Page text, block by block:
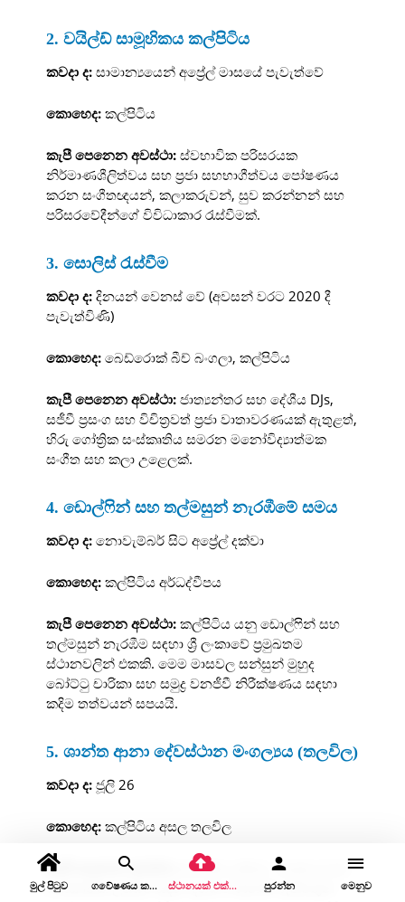
2. වයිල්ඩ් සාමූහිකය කල්පිටිය
කවදා ද: සාමාන්‍යයෙන් අප්‍රේල් මාසයේ පැවැත්වේ
කොහෙද: කල්පිටිය
කැපී පෙනෙන අවස්ථා: ස්වභාවික පරිසරයක
නිර්මාණශීලිත්වය සහ ප්‍රජා සහභාගීත්වය පෝෂණය
කරන සංගීතඥයන්, කලාකරුවන්, සුව කරන්නන් සහ
පරිසරවේදීන්ගේ විවිධාකාර රැස්වීමක්.
3. සොලිස් රැස්වීම
කවදා ද: දිනයන් වෙනස් වේ (අවසන් වරට 2020 දී
පැවැත්විණි)
කොහෙද: බෙඩ්රොක් බීච් බංගලා, කල්පිටිය
කැපී පෙනෙන අවස්ථා: ජාත්‍යන්තර සහ දේශීය DJs,
සජීවී ප්‍රසංග සහ විචිත්‍රවත් ප්‍රජා වාතාවරණයක් ඇතුළත්,
හිරු ගෝත්‍රික සංස්කෘතිය සමරන මනෝවිද්‍යාත්මක
සංගීත සහ කලා උළෙලක්.
4. ඩොල්ෆින් සහ තල්මසුන් නැරඹීමේ සමය
කවදා ද: නොවැම්බර් සිට අප්‍රේල් දක්වා
කොහෙද: කල්පිටිය අර්ධද්වීපය
කැපී පෙනෙන අවස්ථා: කල්පිටිය යනු ඩොල්ෆින් සහ
තල්මසුන් නැරඹීම සඳහා ශ්‍රී ලංකාවේ ප්‍රමුඛතම
ස්ථානවලින් එකකි. මෙම මාසවල සන්සුන් මුහුද
බෝට්ටු චාරිකා සහ සමුද්‍ර වනජීවී නිරීක්ෂණය සඳහා
කදිම තත්වයන් සපයයි.
5. ශාන්ත ආනා දේවස්ථාන මංගල්‍යය (තලවිල)
කවදා ද: ජූලි 26
කොහෙද: කල්පිටිය අසල තලවිල
කැපී පෙනෙන අවස්ථා:
ආගමික උත්සව, පෙරහැර සහ
සංස්කෘතික උත්සව සඳහා දහස් ගණනක් බැතිමතුන්
මුල් පිටුව ගවේෂණය කරන්න ස්ථානයක් එක් කරන්න පුරන්න මෙනුව